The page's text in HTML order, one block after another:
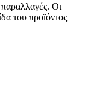
Οι
του προϊόντος